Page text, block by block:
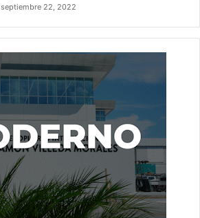
septiembre 22, 2022